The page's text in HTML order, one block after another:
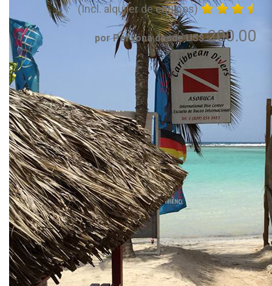
(Incl. alquiler de equipos)
por Persona desde US$200.00